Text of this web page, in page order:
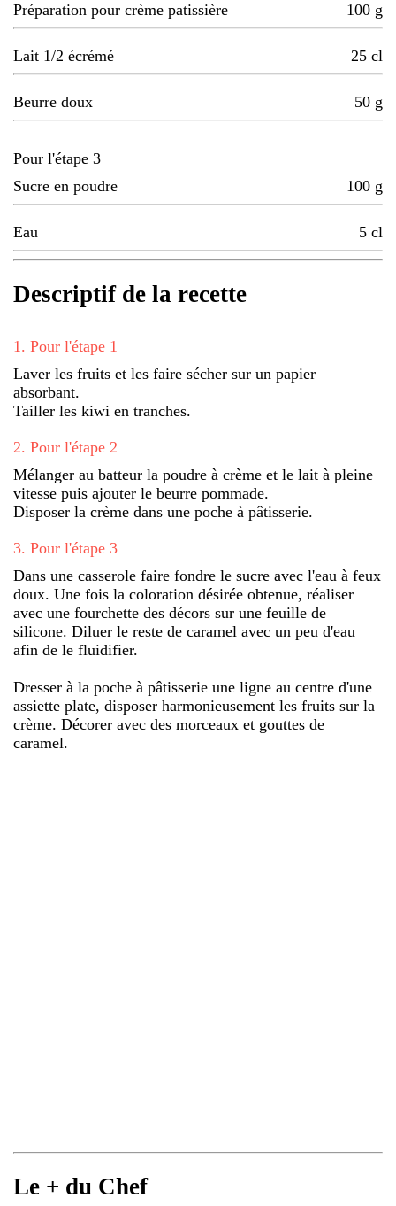
Préparation pour crème patissière
100 g
Lait 1/2 écrémé 25 cl
Beurre doux 50 g
Pour l'étape 3
Sucre en poudre
100 g
Eau 5 cl
Descriptif de la recette
1 . Pour l'étape 1
Laver les fruits et les faire sécher sur un papier
absorbant.
Tailler les kiwi en tranches.
2. Pour l'étape 2
Mélanger au batteur la poudre à crème et le lait à pleine
vitesse puis ajouter le beurre pommade.
Disposer la crème dans une poche à pâtisserie.
3. Pour l'étape 3
Dans une casserole faire fondre le sucre avec l'eau à feux
doux. Une fois la coloration désirée obtenue, réaliser
avec une fourchette des décors sur une feuille de
silicone. Diluer le reste de caramel avec un peu d'eau
afin de le fluidifier.
Dresser à la poche à pâtisserie une ligne au centre d'une
assiette plate, disposer harmonieusement les fruits sur la
crème. Décorer avec des morceaux et gouttes de
caramel.
Le + du Chef